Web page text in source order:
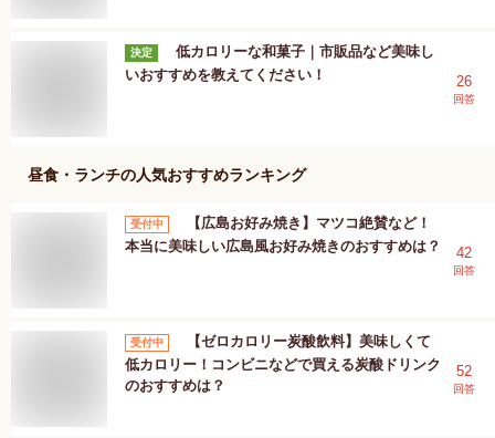
決定
低カロリーな和菓子｜市販品など美味し
いおすすめを教えてください！
26
回答
昼食・ランチの人気おすすめランキング
受付中
【広島お好み焼き】マツコ絶賛など！
本当に美味しい広島風お好み焼きのおすすめは？
42
回答
受付中
【ゼロカロリー炭酸飲料】美味しくて
低カロリー！コンビニなどで買える炭酸ドリンク
のおすすめは？
52
回答